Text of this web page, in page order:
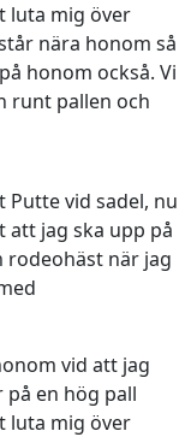
luta mig över
nära honom så
honom också. Vi
runt pallen och
Putte vid sadel, nu
att jag ska upp på
rodeohäst när jag
vid att jag
en hög pall
luta mig över